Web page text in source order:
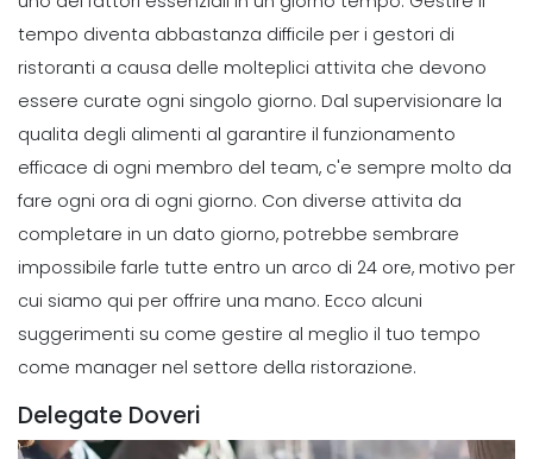
tempo diventa abbastanza difficile per i gestori di
ristoranti a causa delle molteplici attivita che devono
essere curate ogni singolo giorno. Dal supervisionare la
qualita degli alimenti al garantire il funzionamento
efficace di ogni membro del team, c'e sempre molto da
fare ogni ora di ogni giorno. Con diverse attivita da
completare in un dato giorno, potrebbe sembrare
impossibile farle tutte entro un arco di 24 ore, motivo per
cui siamo qui per offrire una mano. Ecco alcuni
suggerimenti su come gestire al meglio il tuo tempo
come manager nel settore della ristorazione.
Delegate Doveri